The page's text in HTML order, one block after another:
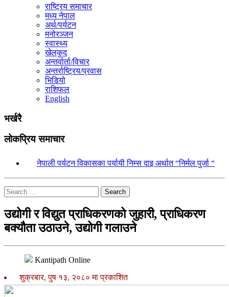
राष्ट्रिय समाचार
मध्य नेपाल
अर्थ/पर्यटन
मनोरञ्जन
स्वास्थ्य
खेलकुद
अन्तर्वार्ता/विचार
अन्तर्राष्ट्रिय/प्रवास
भिडियो
राशिफल
English
भर्खरै
लोकप्रिय समाचार
नेपाली पर्यटन विकासका पर्यायी निम्स दाइ अर्थात “निर्मल पुर्जा “
Search
उद्योगी र विद्युत प्राधिकरणको जुहारी, प्राधिकरण
बक्यौता उठाउने, उद्योगी गलाउने
Kantipath Online
शुक्रबार, पुष १३, २०८० मा प्रकाशित